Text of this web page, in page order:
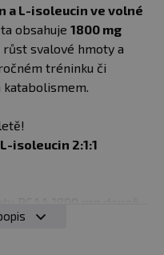
a L-isoleucin ve volné
obsahuje 1800 mg
růst svalové hmoty a
tréninku či
katabolismem.
isoleucin 2:1:1